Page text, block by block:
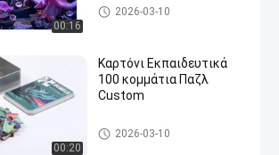
00:16
Εκπαιδευτικός γρίφος τορνε
υτικών πριονιών
2026-03-10
00:20
Καρτόνι Εκπαιδευτικά
100 κομμάτια Παζλ
Custom
Εκπαιδευτικός γρίφος τορνε
υτικών πριονιών
2026-03-10